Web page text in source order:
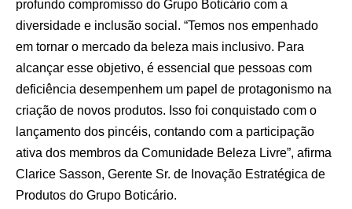
profundo compromisso do Grupo Boticário com a
diversidade e inclusão social. “Temos nos empenhado
em tornar o mercado da beleza mais inclusivo. Para
alcançar esse objetivo, é essencial que pessoas com
deficiência desempenhem um papel de protagonismo na
criação de novos produtos. Isso foi conquistado com o
lançamento dos pincéis, contando com a participação
ativa dos membros da Comunidade Beleza Livre”, afirma
Clarice Sasson, Gerente Sr. de Inovação Estratégica de
Produtos do Grupo Boticário.